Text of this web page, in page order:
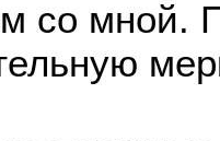
со мной.